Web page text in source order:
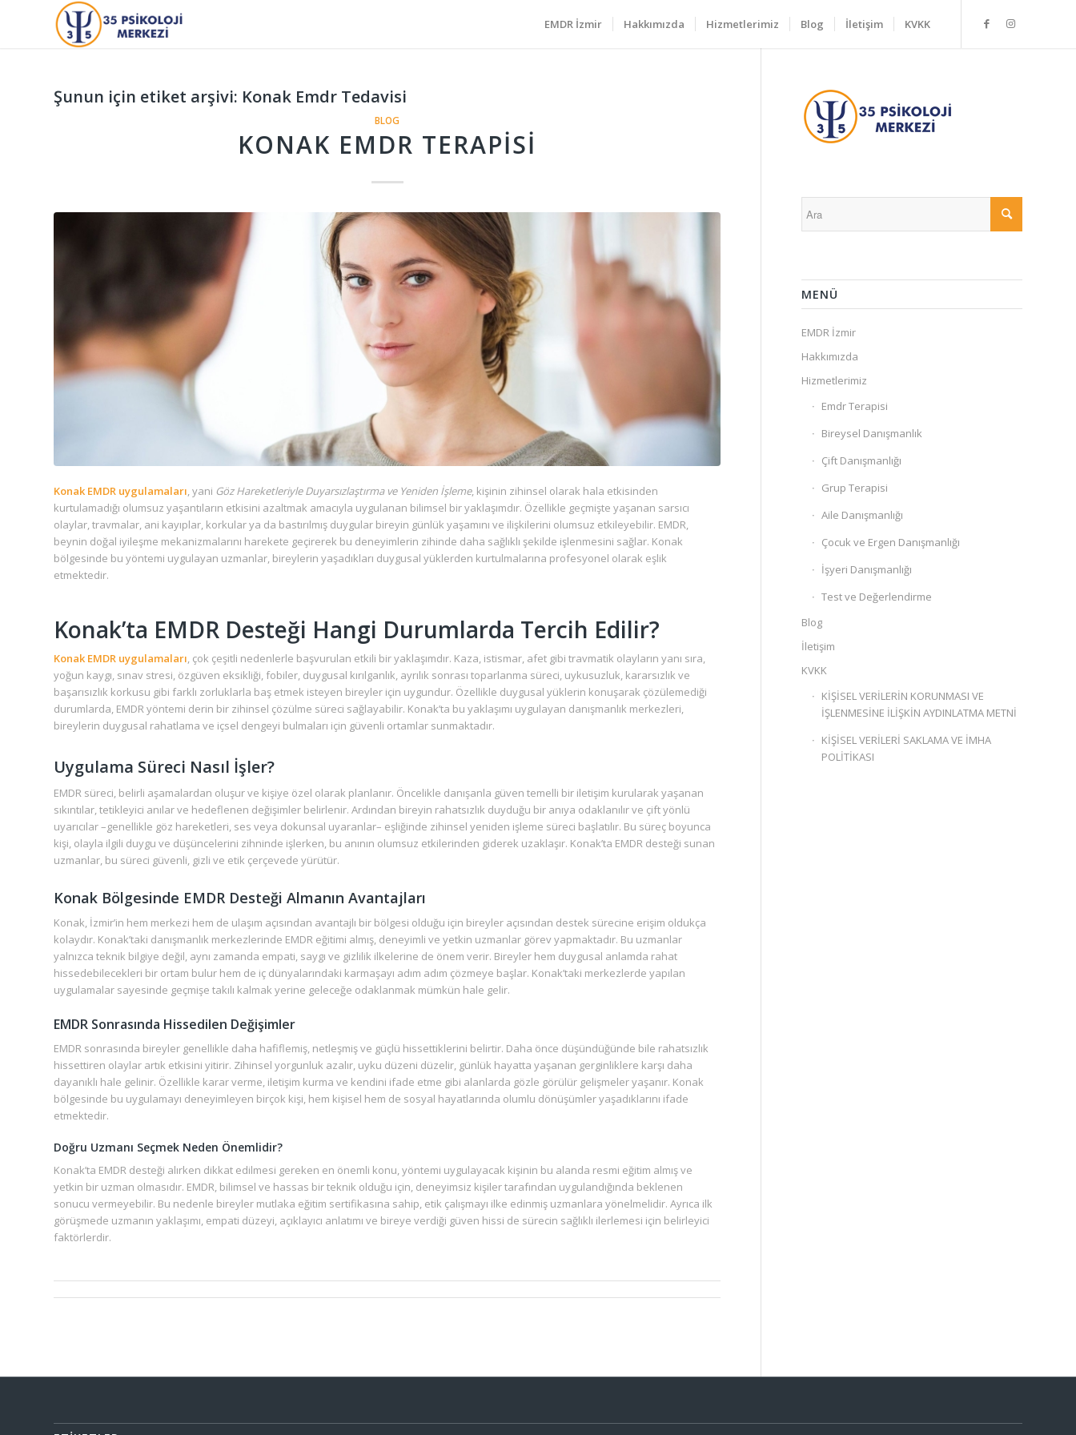
EMDR İzmir Hakkımızda Hizmetlerimiz Blog İletişim KVKK
Şunun için etiket arşivi: Konak Emdr Tedavisi
BLOG
KONAK EMDR TERAPISI
Konak EMDR uygulamaları , yani Göz Hareketleriyle Duyarsızlaştırma ve Yeniden İşleme, kişinin zihinsel olarak hala etkisinden
kurtulamadığı olumsuz yaşantıların etkisini azaltmak amacıyla uygulanan bilimsel bir yaklaşımdır. Özellikle geçmişte yaşanan sarsıcı
olaylar, travmalar, ani kayıplar, korkular ya da bastırılmış duygular bireyin günlük yaşamını ve ilişkilerini olumsuz etkileyebilir. EMDR,
beynin doğal iyileşme mekanizmalarını harekete geçirerek bu deneyimlerin zihinde daha sağlıklı şekilde işlenmesini sağlar. Konak
bölgesinde bu yöntemi uygulayan uzmanlar, bireylerin yaşadıkları duygusal yüklerden kurtulmalarına profesyonel olarak eşlik
etmektedir.
Konak’ta EMDR Desteği Hangi Durumlarda Tercih Edilir?
Konak EMDR uygulamaları, çok çeşitli nedenlerle başvurulan etkili bir yaklaşımdır. Kaza, istismar, afet gibi travmatik olayların yanı sıra,
yoğun kaygı, sınav stresi, özgüven eksikliği, fobiler, duygusal kırılganlık, ayrılık sonrası toparlanma süreci, uykusuzluk, kararsızlık ve
başarısızlık korkusu gibi farklı zorluklarla baş etmek isteyen bireyler için uygundur. Özellikle duygusal yüklerin konuşarak çözülemediği
durumlarda, EMDR yöntemi derin bir zihinsel çözülme süreci sağlayabilir. Konak’ta bu yaklaşımı uygulayan danışmanlık merkezleri,
bireylerin duygusal rahatlama ve içsel dengeyi bulmaları için güvenli ortamlar sunmaktadır.
Uygulama Süreci Nasıl İşler?
EMDR süreci, belirli aşamalardan oluşur ve kişiye özel olarak planlanır. Öncelikle danışanla güven temelli bir iletişim kurularak yaşanan
sıkıntılar, tetikleyici anılar ve hedeflenen değişimler belirlenir. Ardından bireyin rahatsızlık duyduğu bir anıya odaklanılır ve çift yönlü
uyarıcılar –genellikle göz hareketleri, ses veya dokunsal uyaranlar– eşliğinde zihinsel yeniden işleme süreci başlatılır. Bu süreç boyunca
kişi, olayla ilgili duygu ve düşüncelerini zihninde işlerken, bu anının olumsuz etkilerinden giderek uzaklaşır. Konak’ta EMDR desteği sunan
uzmanlar, bu süreci güvenli, gizli ve etik çerçevede yürütür.
Konak Bölgesinde EMDR Desteği Almanın Avantajları
Konak, İzmir’in hem merkezi hem de ulaşım açısından avantajlı bir bölgesi olduğu için bireyler açısından destek sürecine erişim oldukça
kolaydır. Konak’taki danışmanlık merkezlerinde EMDR eğitimi almış, deneyimli ve yetkin uzmanlar görev yapmaktadır. Bu uzmanlar
yalnızca teknik bilgiye değil, aynı zamanda empati, saygı ve gizlilik ilkelerine de önem verir. Bireyler hem duygusal anlamda rahat
hissedebilecekleri bir ortam bulur hem de iç dünyalarındaki karmaşayı adım adım çözmeye başlar. Konak’taki merkezlerde yapılan
uygulamalar sayesinde geçmişe takılı kalmak yerine geleceğe odaklanmak mümkün hale gelir.
EMDR Sonrasında Hissedilen Değişimler
EMDR sonrasında bireyler genellikle daha hafiflemiş, netleşmiş ve güçlü hissettiklerini belirtir. Daha önce düşündüğünde bile rahatsızlık
hissettiren olaylar artık etkisini yitirir. Zihinsel yorgunluk azalır, uyku düzeni düzelir, günlük hayatta yaşanan gerginliklere karşı daha
dayanıklı hale gelinir. Özellikle karar verme, iletişim kurma ve kendini ifade etme gibi alanlarda gözle görülür gelişmeler yaşanır. Konak
bölgesinde bu uygulamayı deneyimleyen birçok kişi, hem kişisel hem de sosyal hayatlarında olumlu dönüşümler yaşadıklarını ifade
etmektedir.
Doğru Uzmanı Seçmek Neden Önemlidir?
Konak’ta EMDR desteği alırken dikkat edilmesi gereken en önemli konu, yöntemi uygulayacak kişinin bu alanda resmi eğitim almış ve
yetkin bir uzman olmasıdır. EMDR, bilimsel ve hassas bir teknik olduğu için, deneyimsiz kişiler tarafından uygulandığında beklenen
sonucu vermeyebilir. Bu nedenle bireyler mutlaka eğitim sertifikasına sahip, etik çalışmayı ilke edinmiş uzmanlara yönelmelidir. Ayrıca ilk
görüşmede uzmanın yaklaşımı, empati düzeyi, açıklayıcı anlatımı ve bireye verdiği güven hissi de sürecin sağlıklı ilerlemesi için belirleyici
faktörlerdir.
MENÜ
EMDR İzmir
Hakkımızda
Hizmetlerimiz
Emdr Terapisi
Bireysel Danışmanlık
Çift Danışmanlığı
Grup Terapisi
Aile Danışmanlığı
Çocuk ve Ergen Danışmanlığı
İşyeri Danışmanlığı
Test ve Değerlendirme
Blog
İletişim
KVKK
KİŞİSEL VERİLERİN KORUNMASI VE
İŞLENMESİNE İLİŞKİN AYDINLATMA METNİ
KİŞİSEL VERİLERİ SAKLAMA VE İMHA
POLİTİKASI